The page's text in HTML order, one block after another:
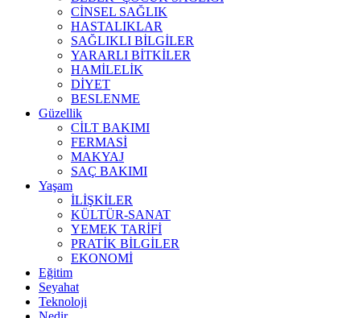
CİNSEL SAĞLIK
HASTALIKLAR
SAĞLIKLI BİLGİLER
YARARLI BİTKİLER
HAMİLELİK
DİYET
BESLENME
Güzellik
CİLT BAKIMI
FERMASİ
MAKYAJ
SAÇ BAKIMI
Yaşam
İLİŞKİLER
KÜLTÜR-SANAT
YEMEK TARİFİ
PRATİK BİLGİLER
EKONOMİ
Eğitim
Seyahat
Teknoloji